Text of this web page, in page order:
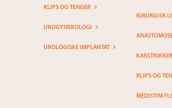
KLIPS OG TENGER
UROGYNEKOLOGI
UROLOGISKE IMPLANTAT
KIRURGISK
KLIPS OG
MEDISTIM